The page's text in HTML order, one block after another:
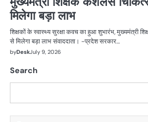
मिलेगा बड़ा लाभ
शिक्षकों के स्वास्थ्य सुरक्षा कवच का हुआ शुभारंभ, मुख्यमंत्री
से मिलेगा बड़ा लाभ संवाददाता। -प्रदेश सरकार…
byDeskJuly 9, 2026
Search